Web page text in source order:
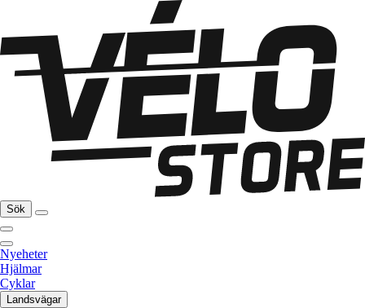
Sök
Nyeheter
Hjälmar
Cyklar
Landsvägar